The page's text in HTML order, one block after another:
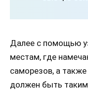
Далее с помощью
местам, где
саморезов, а
должен быть